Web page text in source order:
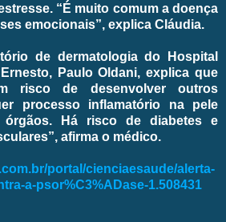
“É muito comum a doença
emocionais”, explica Cláudia.
de dermatologia do Hospital
Paulo Oldani, explica que
risco de desenvolver outros
processo inflamatório na pele
órgãos. Há risco de diabetes e
afirma o médico.
portal/cienciaesaude/alerta-
a-psor%C3%ADase-1.508431